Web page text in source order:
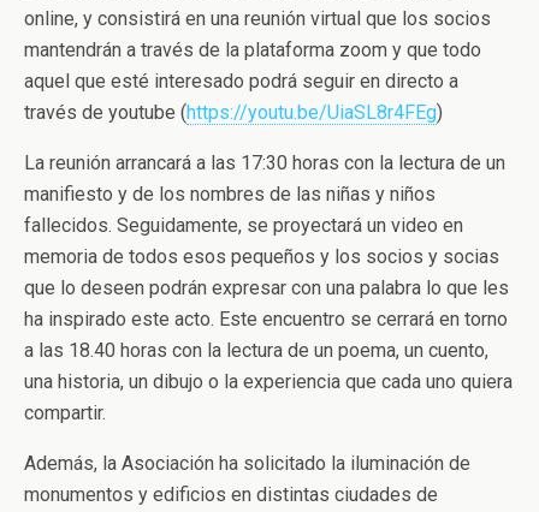
online, y consistirá en una reunión virtual que los socios
mantendrán a través de la plataforma zoom y que todo
aquel que esté interesado podrá seguir en directo a
través de youtube (https://youtu.be/UiaSL8r4FEg)
La reunión arrancará a las 17:30 horas con la lectura de un
manifiesto y de los nombres de las niñas y niños
fallecidos. Seguidamente, se proyectará un video en
memoria de todos esos pequeños y los socios y socias
que lo deseen podrán expresar con una palabra lo que les
ha inspirado este acto. Este encuentro se cerrará en torno
a las 18.40 horas con la lectura de un poema, un cuento,
una historia, un dibujo o la experiencia que cada uno quiera
compartir.
Además, la Asociación ha solicitado la iluminación de
monumentos y edificios en distintas ciudades de